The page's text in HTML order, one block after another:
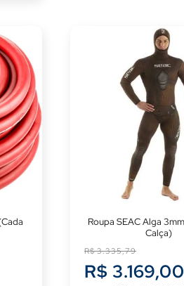
Roupa SEAC Alga
Calça)
Preço
normal
R$ 3.335,79
R$ 3.169,00